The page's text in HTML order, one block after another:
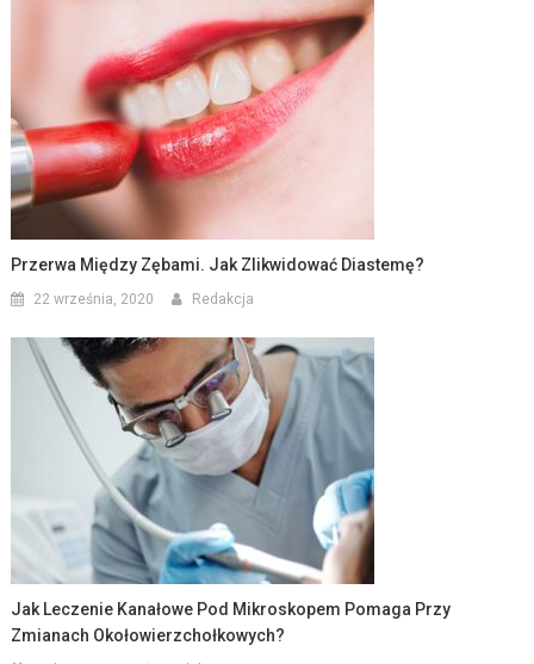
Przerwa Między Zębami. Jak Zlikwidować Diastemę?
22 września, 2020 Redakcja
Jak Leczenie Kanałowe Pod Mikroskopem Pomaga Przy
Zmianach Okołowierzchołkowych?